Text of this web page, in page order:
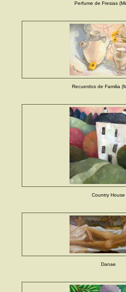
Perfume de Fresias
Recuerdos de Familia
Country House
Danae